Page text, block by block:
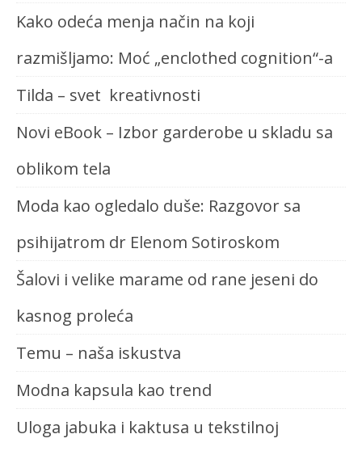
Kako odeća menja način na koji
razmišljamo: Moć „enclothed cognition“-a
Tilda – svet kreativnosti
Novi eBook – Izbor garderobe u skladu sa
oblikom tela
Moda kao ogledalo duše: Razgovor sa
psihijatrom dr Elenom Sotiroskom
Šalovi i velike marame od rane jeseni do
kasnog proleća
Temu – naša iskustva
Modna kapsula kao trend
Uloga jabuka i kaktusa u tekstilnoj